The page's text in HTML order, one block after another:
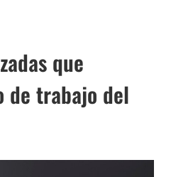
que
de trabajo del